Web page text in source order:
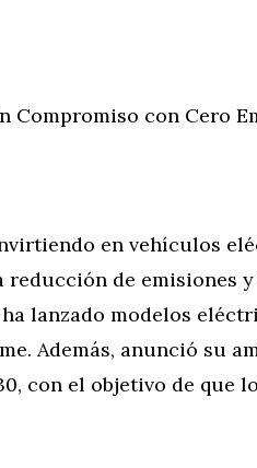
Compromiso con Cero
en vehículos
reducción de emisiones
lanzado modelos
Además, anunció su
con el objetivo de que